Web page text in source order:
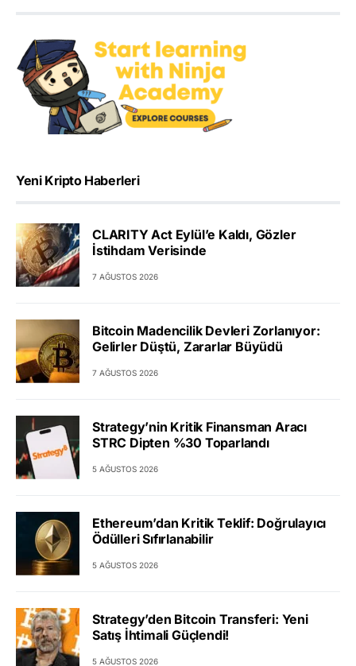
Yeni Kripto Haberleri
CLARITY Act Eylül’e Kaldı, Gözler
İstihdam Verisinde
7 AĞUSTOS 2026
Bitcoin Madencilik Devleri Zorlanıyor:
Gelirler Düştü, Zararlar Büyüdü
7 AĞUSTOS 2026
Strategy’nin Kritik Finansman Aracı
STRC Dipten %30 Toparlandı
5 AĞUSTOS 2026
Ethereum’dan Kritik Teklif: Doğrulayıcı
Ödülleri Sıfırlanabilir
5 AĞUSTOS 2026
Strategy’den Bitcoin Transferi: Yeni
Satış İhtimali Güçlendi!
5 AĞUSTOS 2026